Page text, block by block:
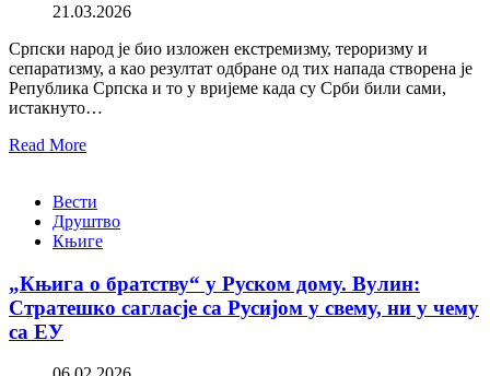
21.03.2026
Српски народ је био изложен екстремизму, тероризму и
сепаратизму, а као резултат одбране од тих напада створена је
Република Српска и то у вријеме када су Срби били сами,
истакнуто…
Read More
Вести
Друштво
Књиге
„Књига о братству“ у Руском дому. Вулин:
Стратешко сагласје са Русијом у свему, ни у чему
са ЕУ